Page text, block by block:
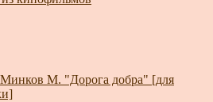
Минков М. "Дорога добра" [для